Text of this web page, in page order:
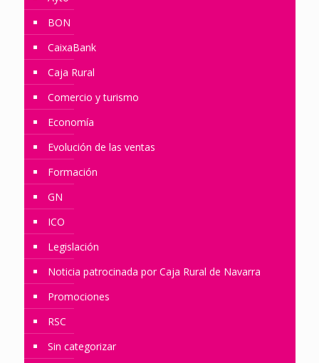
BON
CaixaBank
Caja Rural
Comercio y turismo
Economía
Evolución de las ventas
Formación
GN
ICO
Legislación
Noticia patrocinada por Caja Rural de Navarra
Promociones
RSC
Sin categorizar